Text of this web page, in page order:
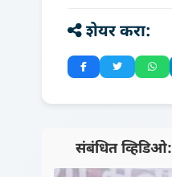
शेयर करा:
📺 संबंधित व्हिडिओ: